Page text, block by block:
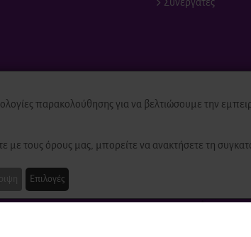
παρακολούθησης για να βελτιώσουμε την
με τους όρους μας, μπορείτε να ανακτήσετε τη
Επιλογές